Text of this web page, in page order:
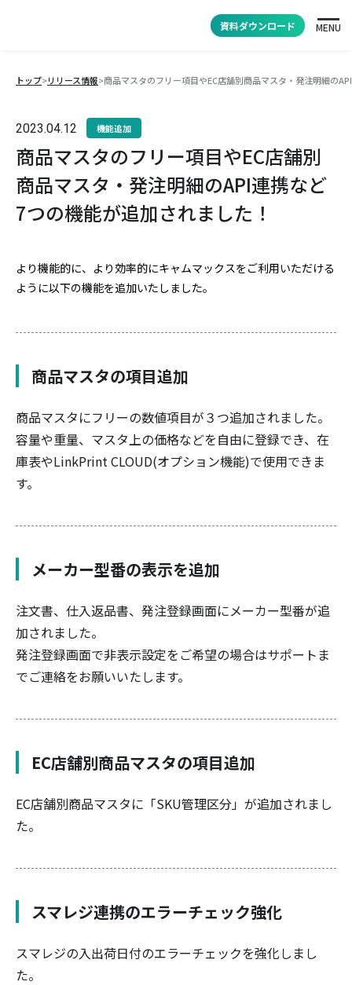
資料ダウンロード MENU
トップ>リリース情報>商品マスタのフリー項目やEC店舗別商品マスタ・発注明細の
2023.04.12 機能追加
商品マスタのフリー項目やEC店舗別
商品マスタ・発注明細のAPI連携など
7つの機能が追加されました！
より機能的に、より効率的にキャムマックスをご利用いただける
ように以下の機能を追加いたしました。
商品マスタの項目追加
商品マスタにフリーの数値項目が３つ追加されました。
容量や重量、マスタ上の価格などを自由に登録でき、在
庫表やLinkPrint CLOUD(オプション機能)で使用できま
す。
メーカー型番の表示を追加
注文書、仕入返品書、発注登録画面にメーカー型番が追
加されました。
発注登録画面で非表示設定をご希望の場合はサポートま
でご連絡をお願いいたします。
EC店舗別商品マスタの項目追加
EC店舗別商品マスタに「SKU管理区分」が追加されまし
た。
スマレジ連携のエラーチェック強化
スマレジの入出荷日付のエラーチェックを強化しまし
た。